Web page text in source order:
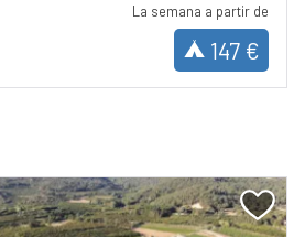
La semana a partir de
147 €